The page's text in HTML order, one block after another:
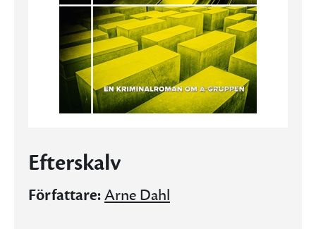
Efterskalv
Författare:Arne Dahl